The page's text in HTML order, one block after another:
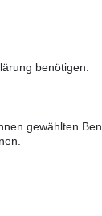
benötigen.
gewählten